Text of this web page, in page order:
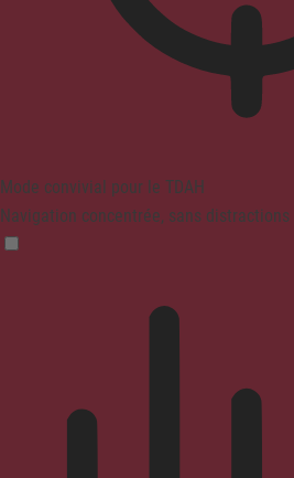
Mode convivial pour le TDAH
Navigation concentrée, sans distractions